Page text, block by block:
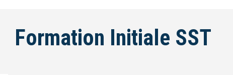
Formation Initiale SST